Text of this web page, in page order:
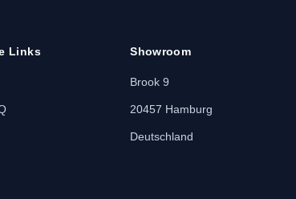
Links Showroom
Brook 9
20457 Hamburg
Deutschland